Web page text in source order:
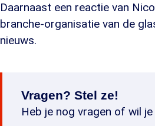
Daarnaast een reactie van
branche-organisatie van de
nieuws.
Vragen? Stel ze!
Heb je nog vragen of wil